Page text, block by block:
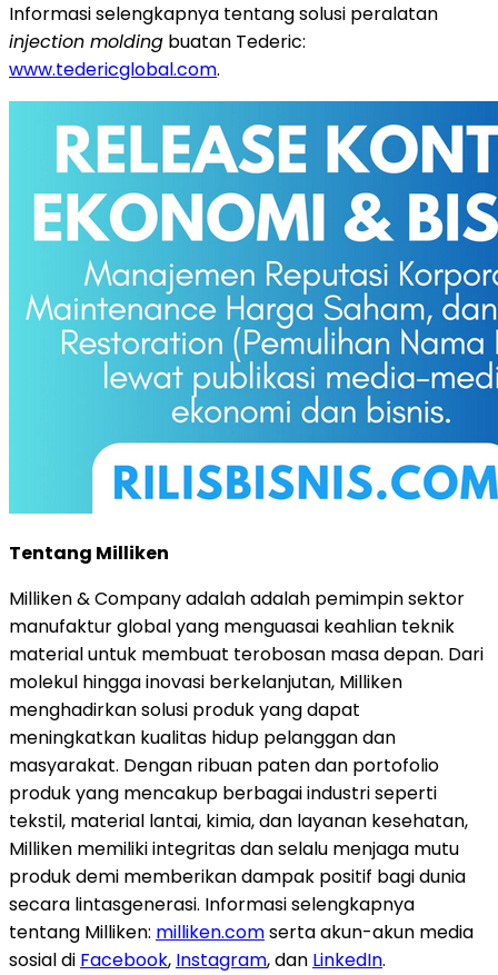
Informasi selengkapnya tentang solusi peralatan
injection molding buatan Tederic:
www.tedericglobal.com.
Tentang Milliken
Milliken & Company adalah adalah pemimpin sektor
manufaktur global yang menguasai keahlian teknik
material untuk membuat terobosan masa depan. Dari
molekul hingga inovasi berkelanjutan, Milliken
menghadirkan solusi produk yang dapat
meningkatkan kualitas hidup pelanggan dan
masyarakat. Dengan ribuan paten dan portofolio
produk yang mencakup berbagai industri seperti
tekstil, material lantai, kimia, dan layanan kesehatan,
Milliken memiliki integritas dan selalu menjaga mutu
produk demi memberikan dampak positif bagi dunia
secara lintasgenerasi. Informasi selengkapnya
tentang Milliken: milliken.comserta akun-akun media
sosial di Facebook, Instagram, dan LinkedIn.